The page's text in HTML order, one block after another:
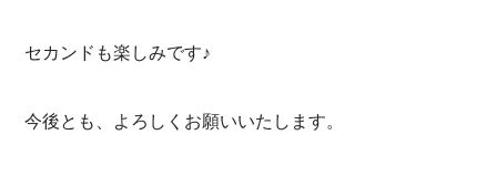
セカンドも楽しみです♪
今後とも、よろしくお願いいたします。